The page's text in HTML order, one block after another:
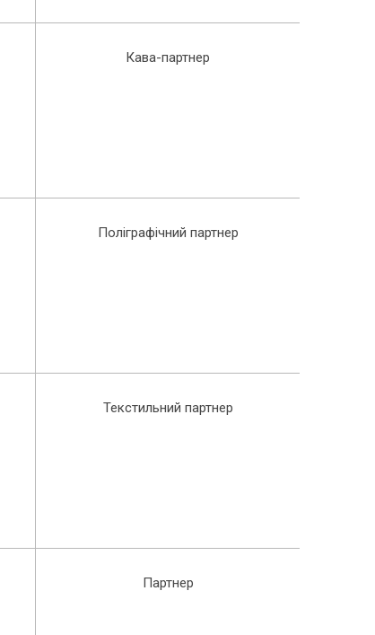
Кава-партнер
Поліграфічний партнер
Текстильний партнер
Партнер